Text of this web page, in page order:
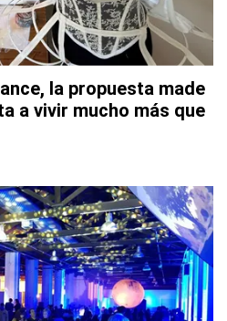
la propuesta made
a vivir mucho más que